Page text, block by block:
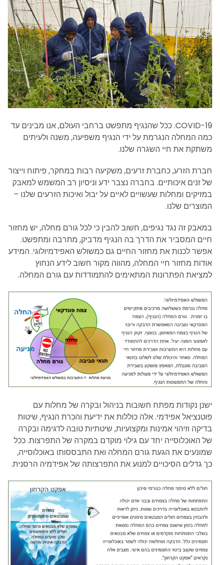
COVID-19. ככל שהנגיף מתפשט ברחבי העולם, אנו מבינים עד
כמה המחלה הנגרמת על ידי הנגיף משפיעה, משנה ולעיתים
משתקת את חיי השגרה שלנו.
חברת הזרע, כחברת זרעים, משקיעה רבות במחקר, פיתוח וייצור
של זנים איכותיים. בחברה נצבר ידע וניסיון רב המשמש למאבק
במזיקים ומחלות שעשויים לאיים על יבול ואיכות הזרעים שלנו –
המוצרים שלנו.
במאבק זה נגד נגיפים, חשוב להבין כי לכל גורם מחלה, יש מחזור
חיים המסביר את הדרך בה הנגיף מדביק, מתרבה ומתפשט.
אפשר לכנות את מחזור החיים גם כמשולש האפידמיולוגי. המידע
אודות מחזור חיי המחלה, מהווה מקור חשוב לידע הנחוץ
למציאת הפתרונות המתאימים להתמודדות עם גורם המחלה.
ישנן נקודות מפתח חשובות בניהול ובקרה של מחלות עם
פוטנציאל אפידמי. אלה כוללות את ידיעת והכרת הנגיף, שיטות
בדיקה וזיהוי אמינות ומקצועיות, שיטתיות טובה לדגימה ובקרה
של האוכלוסייה יחד עם גילוי מוקדם במקרה של התפרצות. ככל
שמונעים את הגעת גורם המחלה ואת התבססותו באוכלוסייה,
כך גדלים הסיכויים למנוע את התפרצותה של אפידמיה הרסנית.